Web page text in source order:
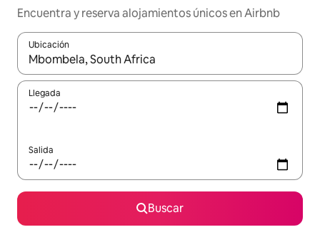
Encuentra y reserva alojamientos únicos en Airbnb
Ubicación
Cuando los resultados estén disponibles, navega con las
Llegada
Salida
Buscar